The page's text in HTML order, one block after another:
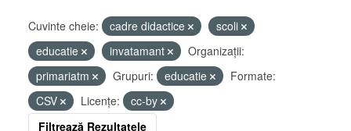
Cuvinte cheie: cadre didactice
scoli
educatie
invatamant
Organizații:
primariatm
Grupuri: educatie
Formate:
CSV
Licenţe:
cc-by
Filtrează Rezultatele